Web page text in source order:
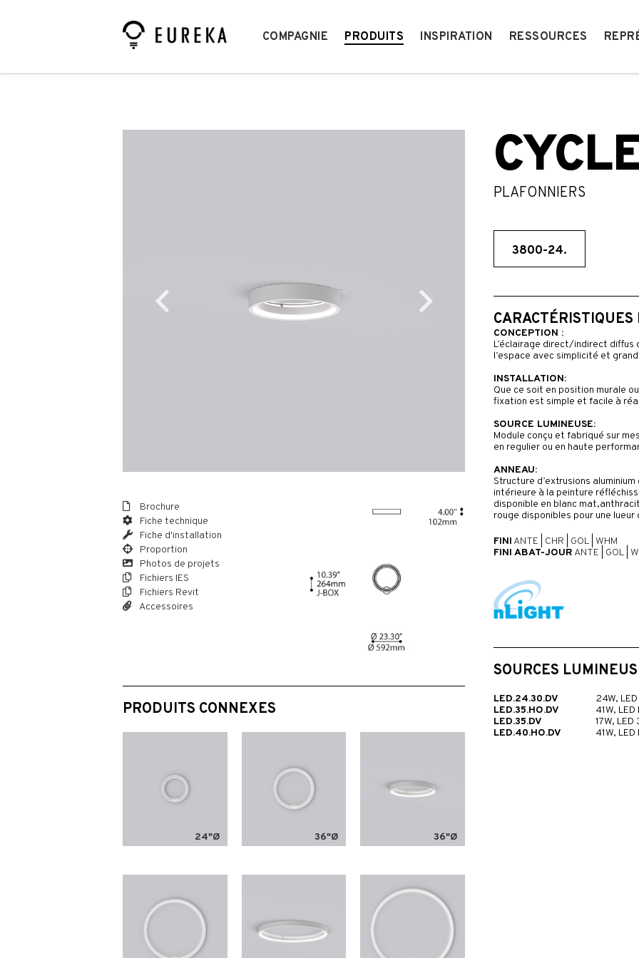
COMPAGNIE PRODUITS INSPIRATION RESSOURCES
Brochure
Fiche technique
Fiche d'installation
Proportion
Photos de projets
Fichiers IES
Fichiers Revit
Accessoires
PRODUITS CONNEXES
24"Ø 36"Ø 36"Ø
PLAFONNIERS
3800-24.
CONCEPTION :
L’éclairage direct/indirect diffus
l’espace avec simplicité et
INSTALLATION:
Que ce soit en position murale
fixation est simple et facile à
SOURCE LUMINEUSE:
Module conçu et fabriqué sur
en regulier ou en haute
ANNEAU:
Structure d’extrusions
intérieure à la peinture
disponible en blanc
rouge disponibles pour une lueur
FINI ANTE CHR GOL WHM
FINI ABAT-JOUR ANTE GOL
SOURCES
LED.24.30.DV
24W,
LED.35.HO.DV
41W,
LED.35.DV
17W,
LED.40.HO.DV
41W,